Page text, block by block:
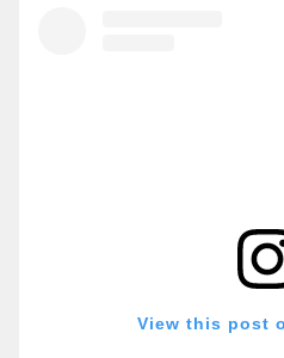
View this post